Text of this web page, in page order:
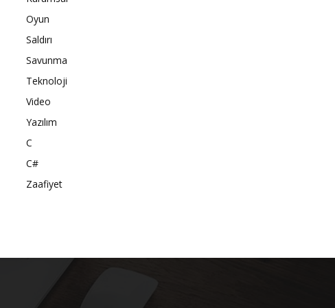
Oyun
Saldırı
Savunma
Teknoloji
Video
Yazılım
C
C#
Zaafiyet